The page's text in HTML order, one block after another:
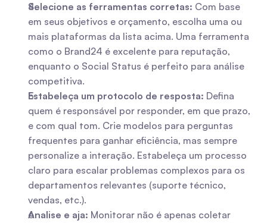
Selecione as ferramentas corretas: Com base
em seus objetivos e orçamento, escolha uma ou
mais plataformas da lista acima. Uma ferramenta
como o Brand24 é excelente para reputação,
enquanto o Social Status é perfeito para análise
competitiva.
Estabeleça um protocolo de resposta: Defina
quem é responsável por responder, em que prazo,
e com qual tom. Crie modelos para perguntas
frequentes para ganhar eficiência, mas sempre
personalize a interação. Estabeleça um processo
claro para escalar problemas complexos para os
departamentos relevantes (suporte técnico,
vendas, etc.).
Analise e aja: Monitorar não é apenas coletar